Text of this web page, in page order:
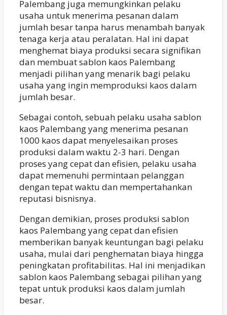
Palembang juga memungkinkan pelaku
usaha untuk menerima pesanan dalam
jumlah besar tanpa harus menambah banyak
tenaga kerja atau peralatan. Hal ini dapat
menghemat biaya produksi secara signifikan
dan membuat sablon kaos Palembang
menjadi pilihan yang menarik bagi pelaku
usaha yang ingin memproduksi kaos dalam
jumlah besar.
Sebagai contoh, sebuah pelaku usaha sablon
kaos Palembang yang menerima pesanan
1000 kaos dapat menyelesaikan proses
produksi dalam waktu 2-3 hari. Dengan
proses yang cepat dan efisien, pelaku usaha
dapat memenuhi permintaan pelanggan
dengan tepat waktu dan mempertahankan
reputasi bisnisnya.
Dengan demikian, proses produksi sablon
kaos Palembang yang cepat dan efisien
memberikan banyak keuntungan bagi pelaku
usaha, mulai dari penghematan biaya hingga
peningkatan profitabilitas. Hal ini menjadikan
sablon kaos Palembang sebagai pilihan yang
tepat untuk produksi kaos dalam jumlah
besar.